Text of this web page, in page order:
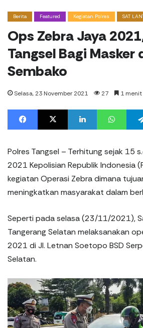
Berita Featured Kegiatan Polres SAT
Ops Zebra Jaya
Tangsel Bagi Masker
Sembako
Selasa, 23 November 2021 27 1
FacebookX LinkedIn
Polres Tangsel – Terhitung sejak 15
2021 Kepolisian Republik Indonesia
kegiatan Operasi Zebra dimana
meningkatkan masyarakat dalam
Seperti pada selasa (23/11/2021),
Tangerang Selatan melaksanakan
2021 di Jl. Letnan Soetopo BSD
Selatan.